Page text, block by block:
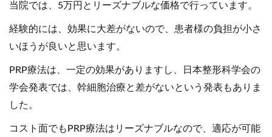
当院では、5万円とリーズナブルな価格で行っています。
経験的には、効果に大差がないので、患者様の負担が小さ
いほうが良いと思います。
PRP療法は、一定の効果がありますし、日本整形科学会の
学会発表では、幹細胞治療と差がないという発表もありま
した。
コスト面でもPRP療法はリーズナブルなので、適応が可能